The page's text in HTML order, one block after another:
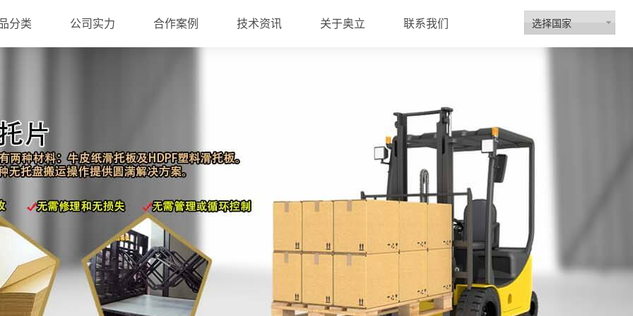
选择国家
分类 公司实力 合作案例 技术资讯 关于奥立 联系我们